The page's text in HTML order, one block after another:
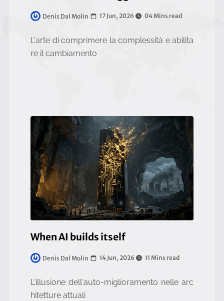
Denis Dal Molin 17 Jun, 2026 04 Mins read
L'arte di comprimere la complessità e abilita
re il cambiamento
When AI builds itself
Denis Dal Molin 14 Jun, 2026 11 Mins read
L'illusione dell'auto-miglioramento nelle arc
hitetture attuali